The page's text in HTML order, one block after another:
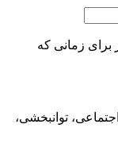
برای زمانی که
توانبخشی،